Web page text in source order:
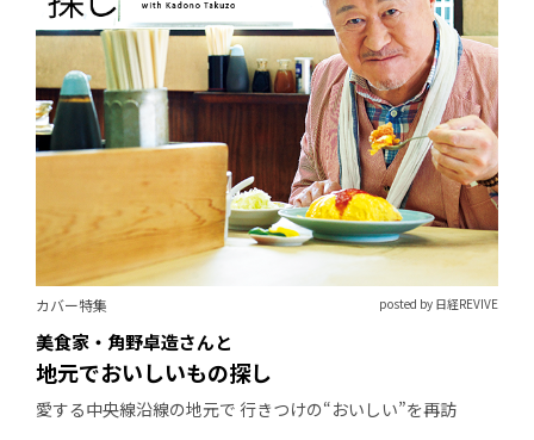
カバー特集 posted by 日経REVIVE
美食家・角野卓造さんと
地元でおいしいもの探し
愛する中央線沿線の地元で 行きつけの“おいしい”を再訪